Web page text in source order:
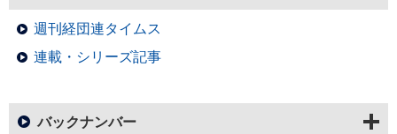
週刊経団連タイムス
連載・シリーズ記事
バックナンバー